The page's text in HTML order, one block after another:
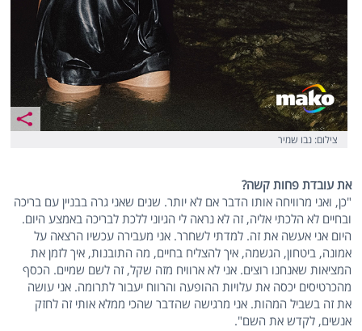
צילום: נבו שמיר
את עובדת פחות קשה?
"כן, ואני מרוויחה אותו הדבר אם לא יותר. שנים שאני גרה בבניין עם בריכה
ובחיים לא הלכתי אליה, זה לא נראה לי הגיוני ללכת לבריכה באמצע היום.
היום אני אעשה את זה. למדתי לשחרר. אני מעבירה עכשיו הרצאה על
אמונה, ביטחון, הגשמה, איך להצליח בחיים, מה התובנות, איך לזמן את
המציאות שאנחנו רוצים. אני לא ארוויח מזה שקל, זה לשם שמיים. הכסף
מהכרטיסים יכסה את עלויות ההופעה והרווח יעבור לתרומה. אני עושה
את זה בשביל המהות. אני מרגישה שהדבר שהכי ממלא אותי זה לחזק
אנשים, לקדש את השם".